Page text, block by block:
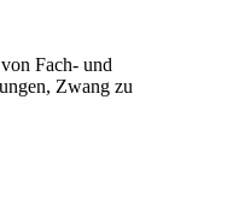
Fach- und
Zwang zu